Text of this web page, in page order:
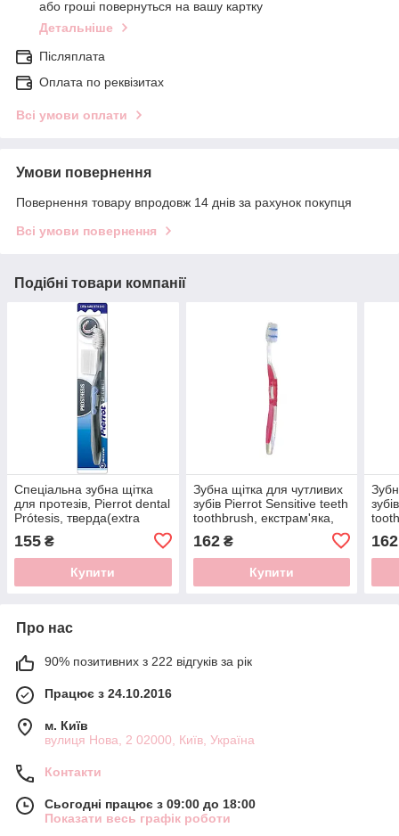
або гроші повернуться на вашу картку
Детальніше
Післяплата
Оплата по реквізитах
Всі умови оплати
Умови повернення
Повернення товару впродовж 14 днів за рахунок покупця
Всі умови повернення
Подібні товари компанії
Спеціальна зубна щітка
для протезів, Pierrot dental
Prótesis, тверда(extra
155 ₴
Купити
Зубна щітка для чутливих
зубів Pierrot Sensitive teeth
toothbrush, екстрам'яка,
162₴
Купити
162
Про нас
90% позитивних з 222 відгуків за рік
Працює з 24.10.2016
м. Київ
вулиця Нова, 2 02000, Київ, Україна
Контакти
Сьогодні працює з 09:00 до 18:00
Показати весь графік роботи